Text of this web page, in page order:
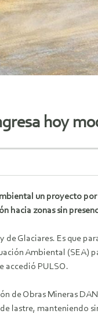
hoy
un proyecto
hacia zonas sin
Glaciares. Es que
Ambiental (SEA)
accedió PULSO.
de Obras Mineras
lastre, manteniendo